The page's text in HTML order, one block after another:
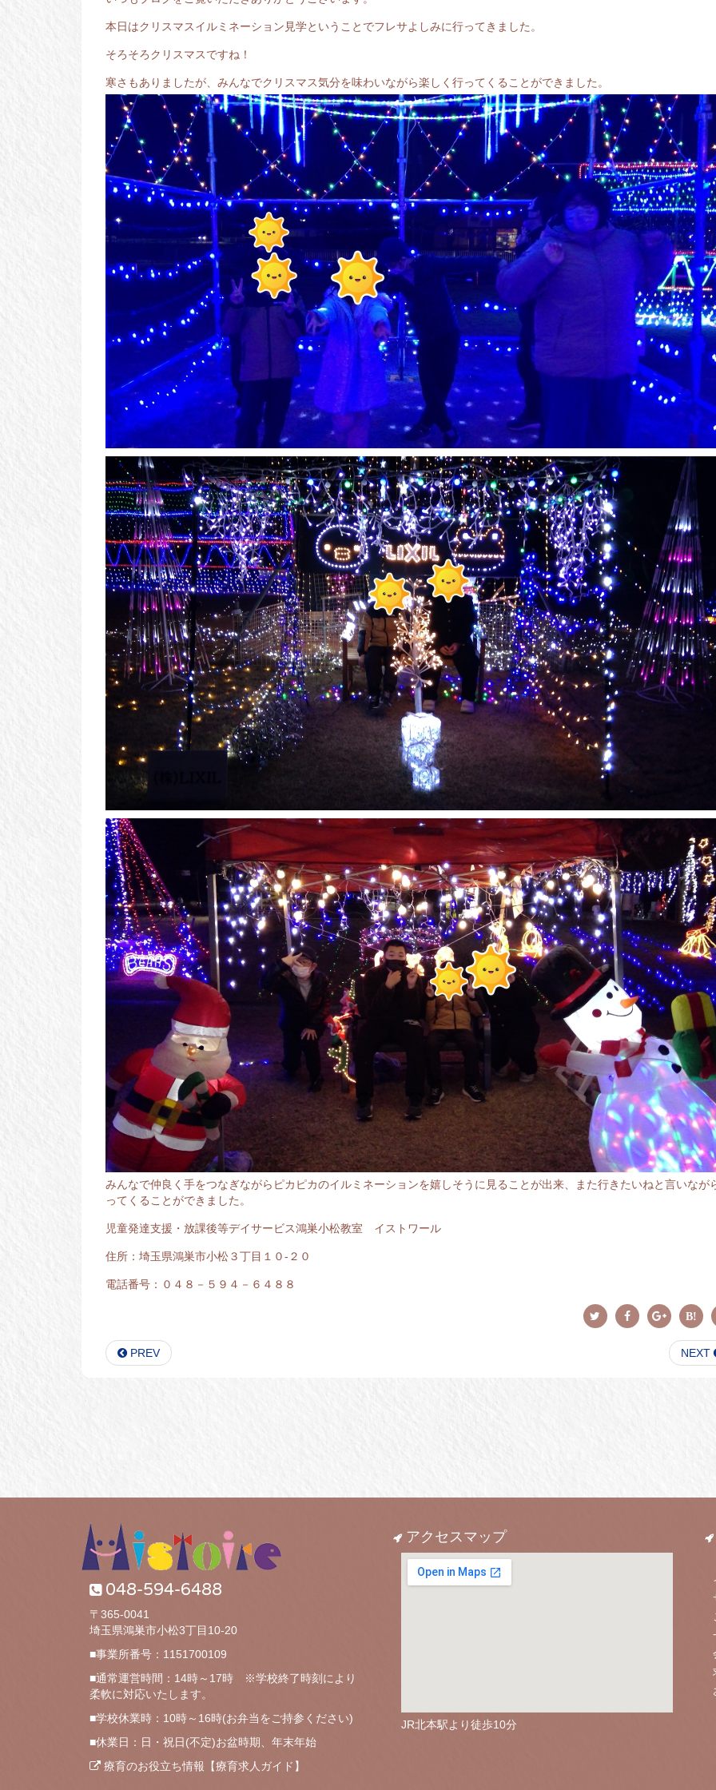
本日はクリスマスイルミネーション見学ということでフレサよしみに行ってきました。
そろそろクリスマスですね！
寒さもありましたが、みんなでクリスマス気分を味わいながら楽しく行ってくることができました。
みんなで仲良く手をつなぎながらピカピカのイルミネーションを嬉しそうに見ることが出来、また行きたいねと言いなが
ってくることができました。
児童発達支援・放課後等デイサービス鴻巣小松教室 イストワール
住所：埼玉県鴻巣市小松３丁目１０-２０
電話番号：０４８－５９４－６４８８
PREV NEXT
048-594-6488
〒365-0041
埼玉県鴻巣市小松3丁目10-20
■事業所番号：1151700109
■通常運営時間：14時～17時 ※学校終了時刻により
柔軟に対応いたします。
■学校休業時：10時～16時(お弁当をご持参ください)
■休業日：日・祝日(不定)お盆時期、年末年始
療育のお役立ち情報【療育求人ガイド】
アクセスマップ
JR北本駅より徒歩10分